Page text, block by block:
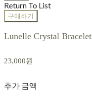
Return To List
구매하기
Lunelle Crystal Bracelet
23,000원
추가 금액